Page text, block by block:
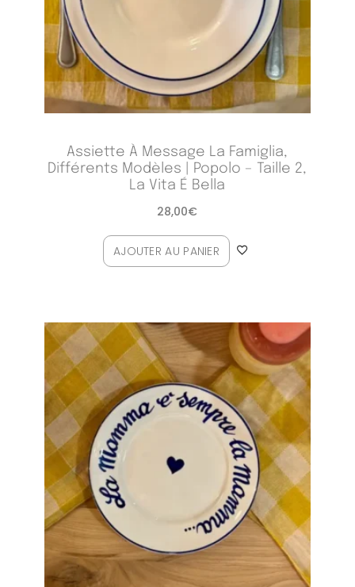
Assiette À Message La Famiglia,
Différents Modèles | Popolo – Taille 2,
La Vita É Bella
28,00€
AJOUTER AU PANIER